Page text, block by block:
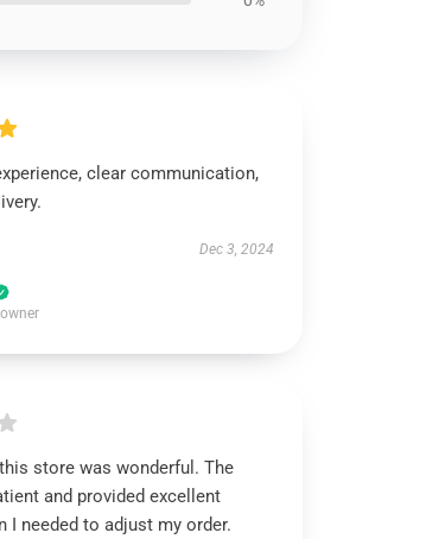
clear communication,
Dec 3, 2024
store was wonderful. The
and provided excellent
I needed to adjust my order.